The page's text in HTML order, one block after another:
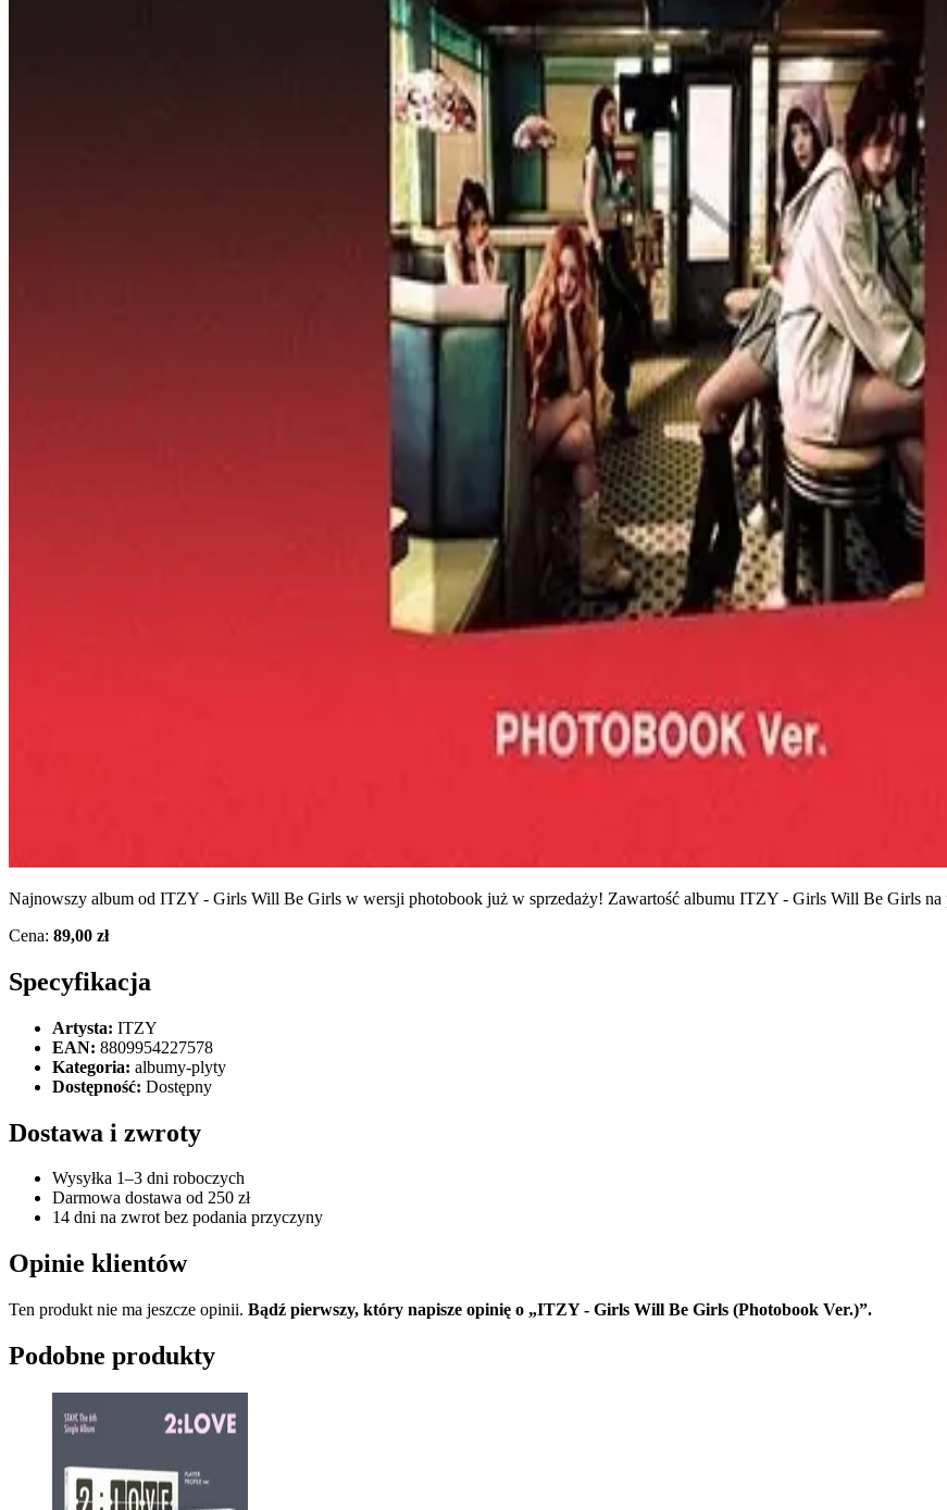
Najnowszy album od ITZY - Girls Will Be Girls w wersji photobook już w sprzedaży! Zawartość albumu ITZY - Girls Will Be Girls na
Cena: 89,00 zł
Specyfikacja
Artysta: ITZY
EAN: 8809954227578
Kategoria: albumy-plyty
Dostępność: Dostępny
Dostawa i zwroty
Wysyłka 1–3 dni roboczych
Darmowa dostawa od 250 zł
14 dni na zwrot bez podania przyczyny
Opinie klientów
Ten produkt nie ma jeszcze opinii. Bądź pierwszy, który napisze opinię o „ITZY - Girls Will Be Girls (Photobook Ver.)”.
Podobne produkty